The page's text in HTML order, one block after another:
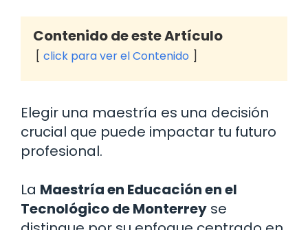
Contenido de este Artículo
click para ver el Contenido
Elegir una maestría es una decisión
crucial que puede impactar tu futuro
profesional.
La Maestría en Educación en el
Tecnológico de Monterrey se